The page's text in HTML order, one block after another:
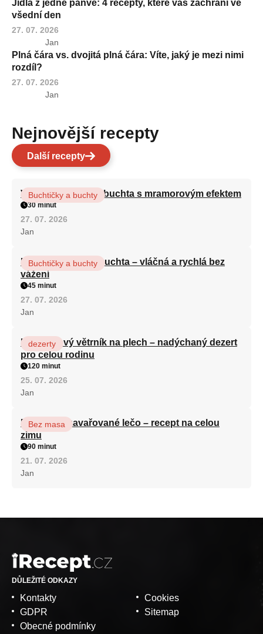
Jídla z jedné pánve: 4 recepty, které vás zachrání ve
všední den
27. 07. 2026
Jan
Plná čára vs. dvojitá plná čára: Víte, jaký je mezi nimi
rozdíl?
27. 07. 2026
Jan
Nejnovější recepty
Další recepty
Vláčná olejová litá buchta s mramorovým efektem
Buchtičky a buchty
30 minut
27. 07. 2026
Jan
Hrnková maková buchta – vláčná a rychlá bez
vážení
Buchtičky a buchty
45 minut
27. 07. 2026
Jan
Karamelový větrník na plech – nadýchaný dezert
pro celou rodinu
dezerty
120 minut
25. 07. 2026
Jan
Babiččino zavařované lečo – recept na celou
zimu
Bez masa
90 minut
21. 07. 2026
Jan
DŮLEŽITÉ ODKAZY
Kontakty
GDPR
Obecné podmínky
Cookies
Sitemap